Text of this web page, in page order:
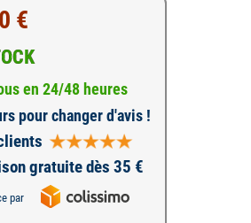
€
en 24/48 heures
pour changer d'avis !
gratuite dès 35 €
par